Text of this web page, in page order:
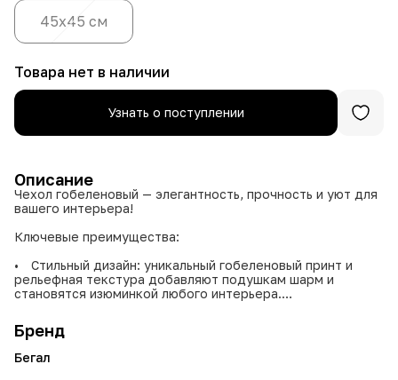
45х45 см
Товара нет в наличии
Узнать о поступлении
Описание
Чехол гобеленовый — элегантность, прочность и уют для
вашего интерьера!
Ключевые преимущества:
• Стильный дизайн: уникальный гобеленовый принт и
рельефная текстура добавляют подушкам шарм и
становятся изюминкой любого интерьера.
чехол не вытирается, не вытягивается и сохраняет
форму даже после длительного использования.
• Простота ухода: не линяет при стирке, не выцветает
на солнце и не требует специального ухода.
Бренд
Бегал